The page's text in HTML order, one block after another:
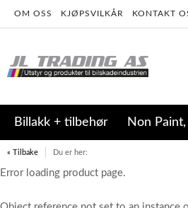
OM OSS KJØPSVILKÅR KONTAKT
Billakk + tilbehør Non
« Tilbake Du er her:
Error loading product page.